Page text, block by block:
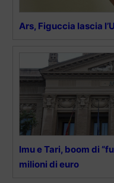
Ars, Figuccia lascia
Imu e Tari, boom di
milioni di euro